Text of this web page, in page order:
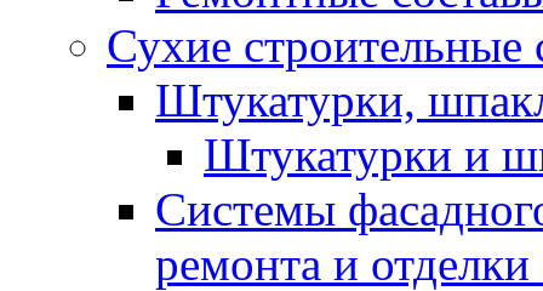
Сухие
Штукатурки,
Штукатурки и
Системы
ремонта и отделки